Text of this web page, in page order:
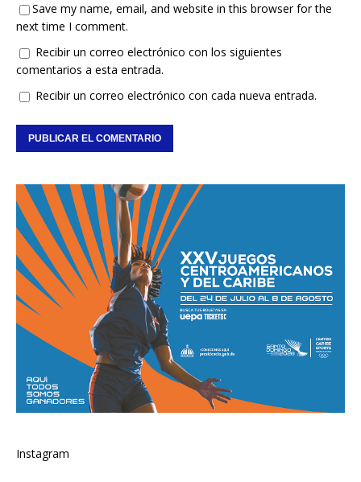
Save my name, email, and website in this browser for the
next time I comment.
Recibir un correo electrónico con los siguientes
comentarios a esta entrada.
Recibir un correo electrónico con cada nueva entrada.
Instagram